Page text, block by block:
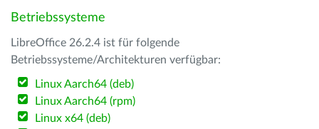
Betriebssysteme
LibreOffice 26.2.4 ist für folgende
Betriebssysteme/Architekturen verfügbar:
Linux Aarch64 (deb)
Linux Aarch64 (rpm)
Linux x64 (deb)